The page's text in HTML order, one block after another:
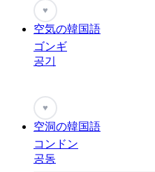
♥
空気の韓国語
ゴンギ
공기
♥
空洞の韓国語
コンドン
공동